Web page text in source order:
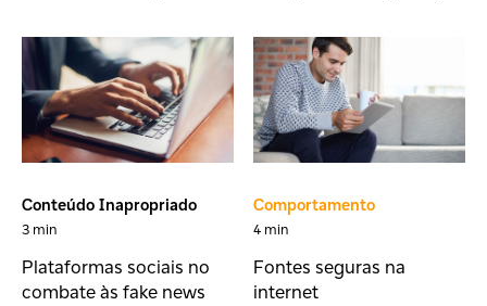
Conteúdo Inapropriado
3 min
Plataformas sociais no
combate às fake news
Comportamento
4 min
Fontes seguras na
internet